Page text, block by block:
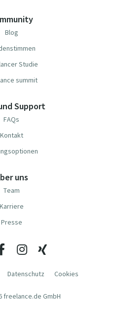
Blog
Studie
summit
Support
FAQs
Kontakt
uns
Team
Karriere
Presse
Datenschutz Cookies
freelance.de GmbH